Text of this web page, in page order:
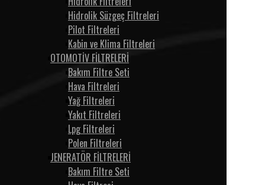
Hidrolik Süzgeç Filtreleri
Pilot Filtreleri
Kabin ve Klima Filtreleri
OTOMOTİV FİLTRELERİ
Bakım Filtre Seti
Hava Filtreleri
Yağ Filtreleri
Yakıt Filtreleri
Lpg Filtreleri
Polen Filtreleri
JENERATÖR FİLTRELERİ
Bakım Filtre Seti